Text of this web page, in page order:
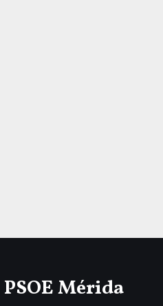
PSOE Mérida